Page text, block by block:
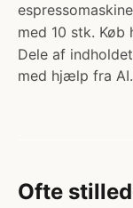
med 10 stk. Køb
Dele af
med hjælp fra AI.
Ofte